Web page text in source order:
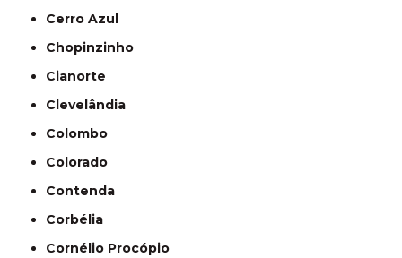
Cerro Azul
Chopinzinho
Cianorte
Clevelândia
Colombo
Colorado
Contenda
Corbélia
Cornélio Procópio